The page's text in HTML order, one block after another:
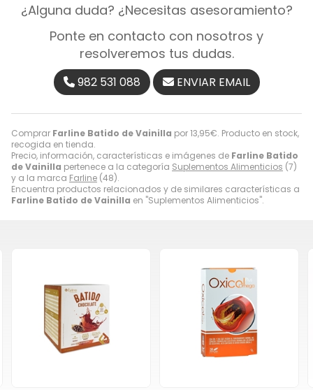
Comprar Farline Batido de Vainilla por13,95€. Producto en stock,
recogida en tienda.
Precio, información, características e imágenes de Farline Batido
de Vainilla pertenece a la categoría Suplementos Alimenticios (7)
y a la marca Farline (48).
Encuentra productos relacionados y de similares características a
Farline Batido de Vainilla en "Suplementos Alimenticios".
¿Alguna duda? ¿Necesitas asesoramiento?
Ponte en contacto con nosotros y
resolveremos tus dudas.
982 531 088 ENVIAR EMAIL